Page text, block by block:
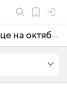
Прогноз погоды в Мишкольце на октябрь 2025 года